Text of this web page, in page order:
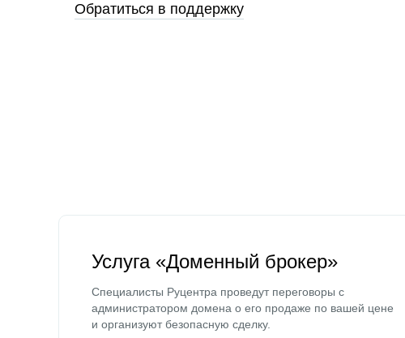
Обратиться в поддержку
Услуга «Доменный брокер»
Специалисты Руцентра проведут переговоры с
администратором домена о его продаже по вашей цене
и организуют безопасную сделку.